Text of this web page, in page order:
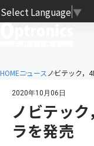
Select Language ▼
HOMEニュース ノビテック，
2020年10月06日
ノビテッ
ラを発売